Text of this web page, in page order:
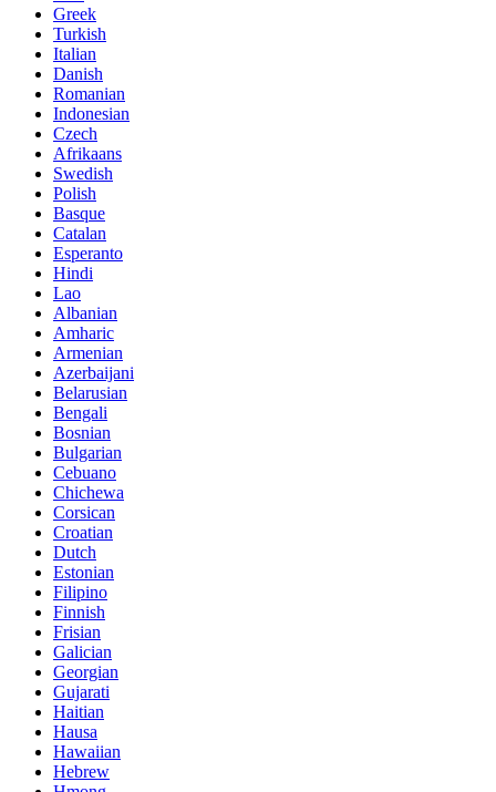
Greek
Turkish
Italian
Danish
Romanian
Indonesian
Czech
Afrikaans
Swedish
Polish
Basque
Catalan
Esperanto
Hindi
Lao
Albanian
Amharic
Armenian
Azerbaijani
Belarusian
Bengali
Bosnian
Bulgarian
Cebuano
Chichewa
Corsican
Croatian
Dutch
Estonian
Filipino
Finnish
Frisian
Galician
Georgian
Gujarati
Haitian
Hausa
Hawaiian
Hebrew